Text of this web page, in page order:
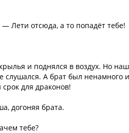
Лети отсюда, а то попадёт тебе!
и поднялся в воздух. Но наш
слушался. А брат был ненамного и
для драконов!
догоняя брата.
тебе?